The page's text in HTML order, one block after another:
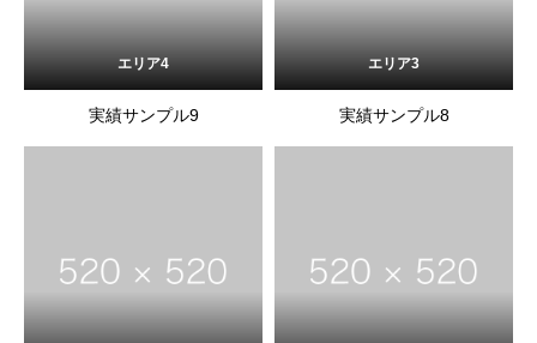
エリア4
実績サンプル9
エリア3
実績サンプル8